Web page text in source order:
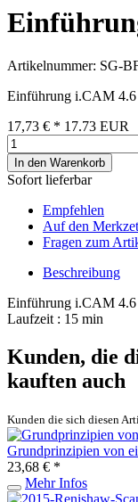
Artikelnummer: SG-
Einführung i.CAM 4.6
17,73 € * 17.73 EUR
In den Warenkorb
Sofort lieferbar
Empfehlen
Auf den
Fragen zum
Beschreibung
Einführung i.CAM 4.6
Laufzeit : 15 min
Kunden, die
kauften auch
Kunden die sich diesen
Grundprinzipien von
23,68 € *
Mehr Infos